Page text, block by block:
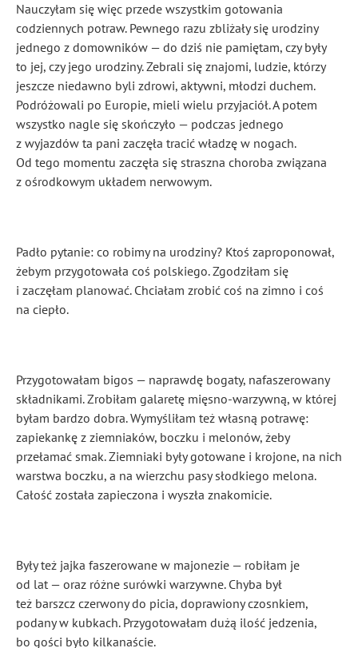
Nauczyłam się więc przede wszystkim gotowania
codziennych potraw. Pewnego razu zbliżały się urodziny
jednego z domowników — do dziś nie pamiętam, czy były
to jej, czy jego urodziny. Zebrali się znajomi, ludzie, którzy
jeszcze niedawno byli zdrowi, aktywni, młodzi duchem.
Podróżowali po Europie, mieli wielu przyjaciół. A potem
wszystko nagle się skończyło — podczas jednego
z wyjazdów ta pani zaczęła tracić władzę w nogach.
Od tego momentu zaczęła się straszna choroba związana
z ośrodkowym układem nerwowym.
Padło pytanie: co robimy na urodziny? Ktoś zaproponował,
żebym przygotowała coś polskiego. Zgodziłam się
i zaczęłam planować. Chciałam zrobić coś na zimno i coś
na ciepło.
Przygotowałam bigos — naprawdę bogaty, nafaszerowany
składnikami. Zrobiłam galaretę mięsno-warzywną, w której
byłam bardzo dobra. Wymyśliłam też własną potrawę:
zapiekankę z ziemniaków, boczku i melonów, żeby
przełamać smak. Ziemniaki były gotowane i krojone, na nich
warstwa boczku, a na wierzchu pasy słodkiego melona.
Całość została zapieczona i wyszła znakomicie.
Były też jajka faszerowane w majonezie — robiłam je
od lat — oraz różne surówki warzywne. Chyba był
też barszcz czerwony do picia, doprawiony czosnkiem,
podany w kubkach. Przygotowałam dużą ilość jedzenia,
bo gości było kilkanaście.